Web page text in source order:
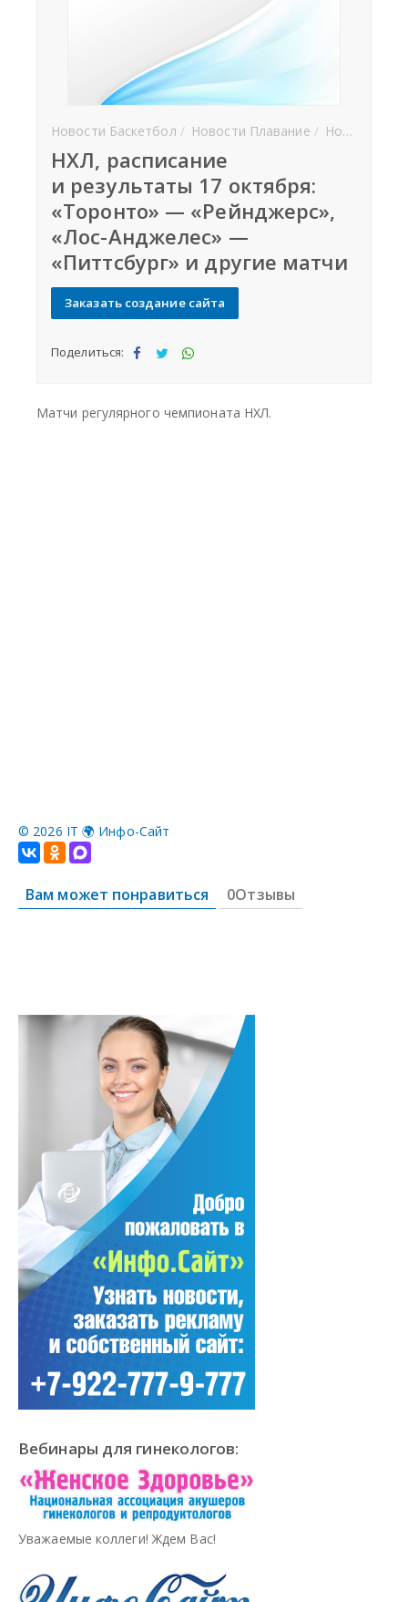
© 2026 IT 🌍 Инфо-Сайт
Вам может понравиться 0Отзывы
Вебинары для гинекологов:
Уважаемые коллеги! Ждем Вас!